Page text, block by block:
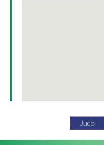
Judo